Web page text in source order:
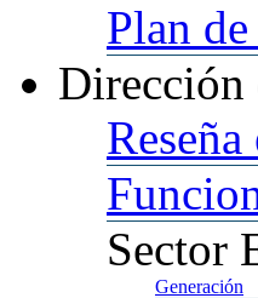
Plan
Dirección
Reseña
Sector
Generación